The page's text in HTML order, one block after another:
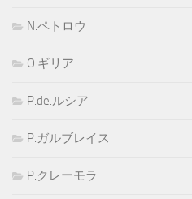
N.ペトロウ
O.ギリア
P.de.ルシア
P.ガルブレイス
P.クレーモラ